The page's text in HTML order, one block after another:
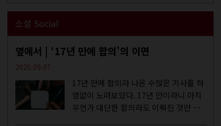
소셜 Social
옆에서 | ‘17년 만에 합의’의 이면
2025.09.07
17년 만에 합의라 나온 수많은 기사를 하
염없이 노려보았다. 17년 만이라니 마치
무언가 대단한 합의라도 이뤄진 것만 같